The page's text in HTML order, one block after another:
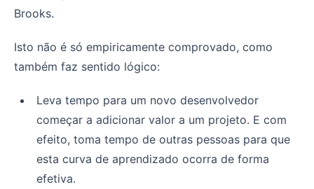
Brooks.
Isto não é só empiricamente comprovado, como
também faz sentido lógico:
Leva tempo para um novo desenvolvedor
começar a adicionar valor a um projeto. E com
efeito, toma tempo de outras pessoas para que
esta curva de aprendizado ocorra de forma
efetiva.